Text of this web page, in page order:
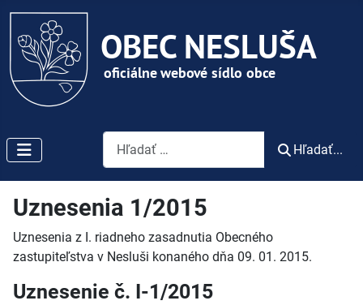
Vyhľadávanie
Hľadať...
Uznesenia 1/2015
Uznesenia z I. riadneho zasadnutia Obecného
zastupiteľstva v Nesluši konaného dňa 09. 01. 2015.
Uznesenie č. I-1/2015